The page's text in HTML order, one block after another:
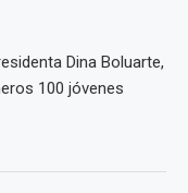
Dina Boluarte,
100 jóvenes